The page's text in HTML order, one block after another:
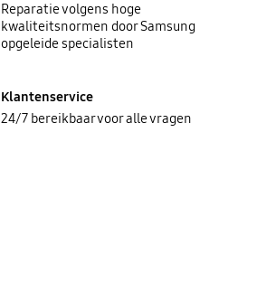
Reparatie volgens hoge
kwaliteitsnormen door Samsung
opgeleide specialisten
Klantenservice
24/7 bereikbaar voor alle vragen